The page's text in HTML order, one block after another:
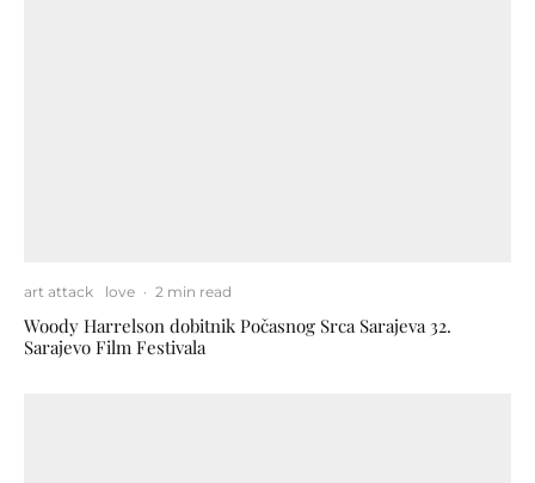
art attack love · 2 min read
Woody Harrelson dobitnik Počasnog Srca Sarajeva 32.
Sarajevo Film Festivala